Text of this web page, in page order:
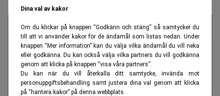
Dina val av kakor
Om du klickar på knappen “Godkänn och stäng” så samtycker du
till att vi använder kakor för de ändamål som listas nedan. Under
knappen “Mer information” kan du välja vilka ändamål du vill neka
eller godkänna. Du kan också välja vilka partners du vill godkänna
genom att klicka på knappen “visa våra partners”.
Du kan när du vill återkalla ditt samtycke, invända mot
personuppgiftsbehandling samt justera dina val genom att klicka
på “hantera kakor” på denna webbplats.